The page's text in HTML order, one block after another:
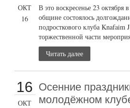
ОКТ
16
В это воскресенье 23 октября
общине состоялось
подросткового клуба Knafaim
торжественной части
Читать далее
16
ОКТ
Осенние
молодёжном